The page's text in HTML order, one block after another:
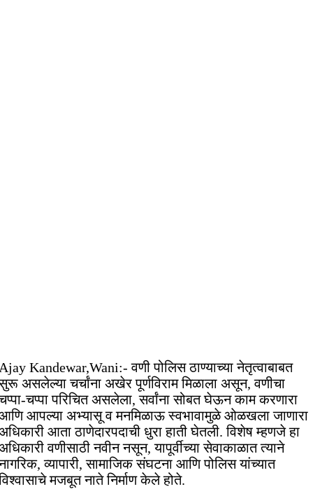
Kandewar,Wani:- वणी पोलिस ठाण्याच्या नेतृत्वाबाबत
असलेल्या चर्चांना अखेर पूर्णविराम मिळाला असून, वणीचा
चप्पा परिचित असलेला, सर्वांना सोबत घेऊन काम करणारा
आपल्या अभ्यासू व मनमिळाऊ स्वभावामुळे ओळखला जाणारा
आता ठाणेदारपदाची धुरा हाती घेतली. विशेष म्हणजे हा
वणीसाठी नवीन नसून, यापूर्वीच्या सेवाकाळात त्याने
व्यापारी, सामाजिक संघटना आणि पोलिस यांच्यात
मजबूत नाते निर्माण केले होते.